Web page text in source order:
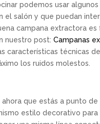
podemos usar
el salón y que puedan
campana extractora
nuestro post:Campanas
características técnicas
los ruidos molestos.
ahora que estás a punto
estilo decorativo